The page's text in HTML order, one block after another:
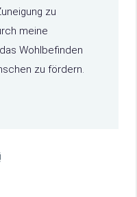
zu
meine
Wohlbefinden
zu fördern.